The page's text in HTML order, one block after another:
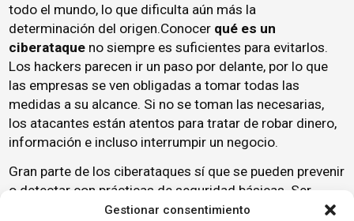
Gestionar consentimiento
todo el mundo, lo que dificulta aún más la
determinación del origen.Conocer qué es un
ciberataque no siempre es suficientes para evitarlos.
Los hackers parecen ir un paso por delante, por lo que
las empresas se ven obligadas a tomar todas las
medidas a su alcance. Si no se toman las necesarias,
los atacantes están atentos para tratar de robar dinero,
información e incluso interrumpir un negocio.
Gran parte de los ciberataques sí que se pueden prevenir
o detectar con prácticas de seguridad básicas. Ser
diligente con respecto a laciberseguridad
en el lugar